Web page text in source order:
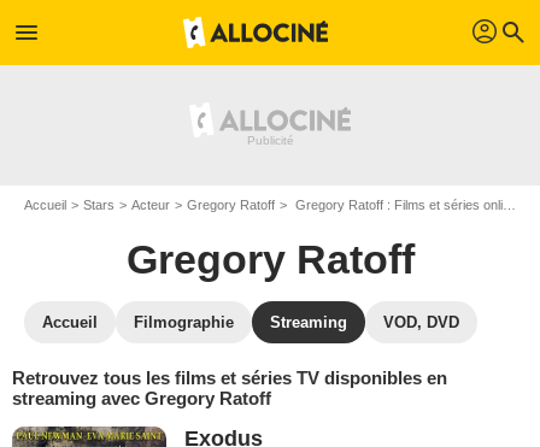
menu profil search
Accueil Stars Acteur Gregory Ratoff Gregory Ratoff : Films et séries online
Gregory Ratoff
Accueil Filmographie Streaming VOD, DVD
Retrouvez tous les films et séries TV disponibles en
streaming avec Gregory Ratoff
Exodus